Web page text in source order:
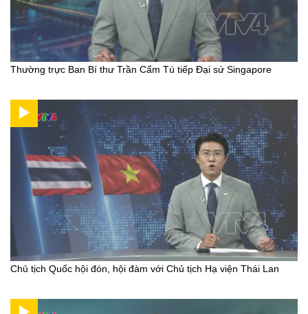
Thường trực Ban Bí thư Trần Cẩm Tú tiếp Đại sứ Singapore
Chủ tịch Quốc hội đón, hội đàm với Chủ tịch Hạ viện Thái Lan